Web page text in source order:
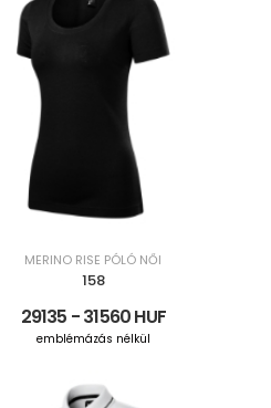
MERINO RISE PÓLÓ NŐI
158
29135 - 31560 HUF
emblémázás nélkül